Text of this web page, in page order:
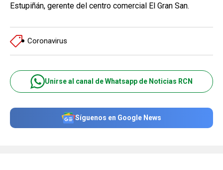
Estupiñán, gerente del centro comercial El Gran San.
Coronavirus
Unirse al canal de Whatsapp de Noticias RCN
Síguenos en Google News